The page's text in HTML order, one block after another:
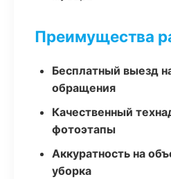
Преимущества
Бесплатный выезд
обращения
Качественный
фотоэтапы
Аккуратность на
уборка